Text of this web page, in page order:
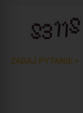
ZADAJ PYTANIE >